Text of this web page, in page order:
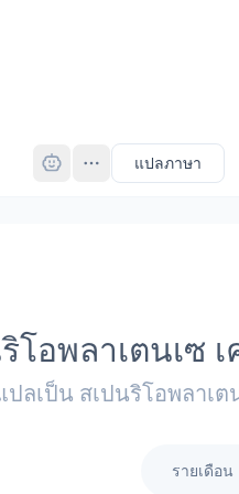
แปลภาษา
โอพลาเตนเซ
ปลเป็น สเปนริโอพลาเ
รายเดือน